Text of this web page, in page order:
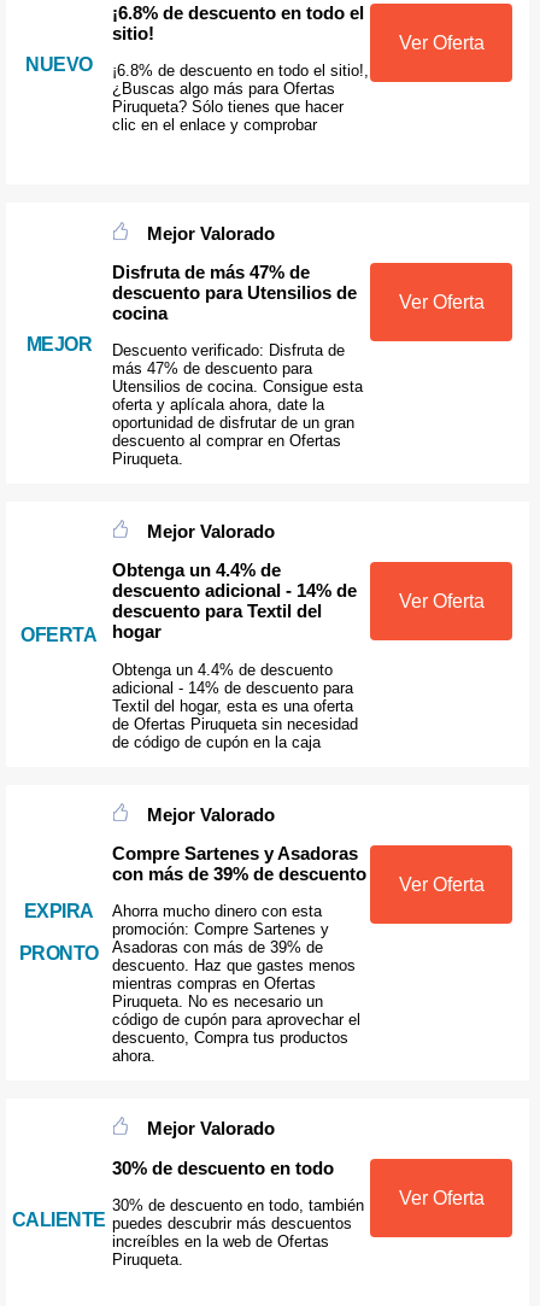
NUEVO
¡6.8% de descuento en todo el
sitio!
¡6.8% de descuento en todo el sitio!,
¿Buscas algo más para Ofertas
Piruqueta? Sólo tienes que hacer
clic en el enlace y comprobar
Ver Oferta
MEJOR
Mejor Valorado
Disfruta de más 47% de
descuento para Utensilios de
cocina
Descuento verificado: Disfruta de
más 47% de descuento para
Utensilios de cocina. Consigue esta
oferta y aplícala ahora, date la
oportunidad de disfrutar de un gran
descuento al comprar en Ofertas
Piruqueta.
Ver Oferta
OFERTA
Mejor Valorado
Obtenga un 4.4% de
descuento adicional - 14% de
descuento para Textil del
hogar
Obtenga un 4.4% de descuento
adicional - 14% de descuento para
Textil del hogar, esta es una oferta
de Ofertas Piruqueta sin necesidad
de código de cupón en la caja
Ver Oferta
EXPIRA
PRONTO
Mejor Valorado
Compre Sartenes y Asadoras
con más de 39% de descuento
Ahorra mucho dinero con esta
promoción: Compre Sartenes y
Asadoras con más de 39% de
descuento. Haz que gastes menos
mientras compras en Ofertas
Piruqueta. No es necesario un
código de cupón para aprovechar el
descuento, Compra tus productos
ahora.
Ver Oferta
CALIENTE
Mejor Valorado
30% de descuento en todo
30% de descuento en todo, también
puedes descubrir más descuentos
increíbles en la web de Ofertas
Piruqueta.
Ver Oferta